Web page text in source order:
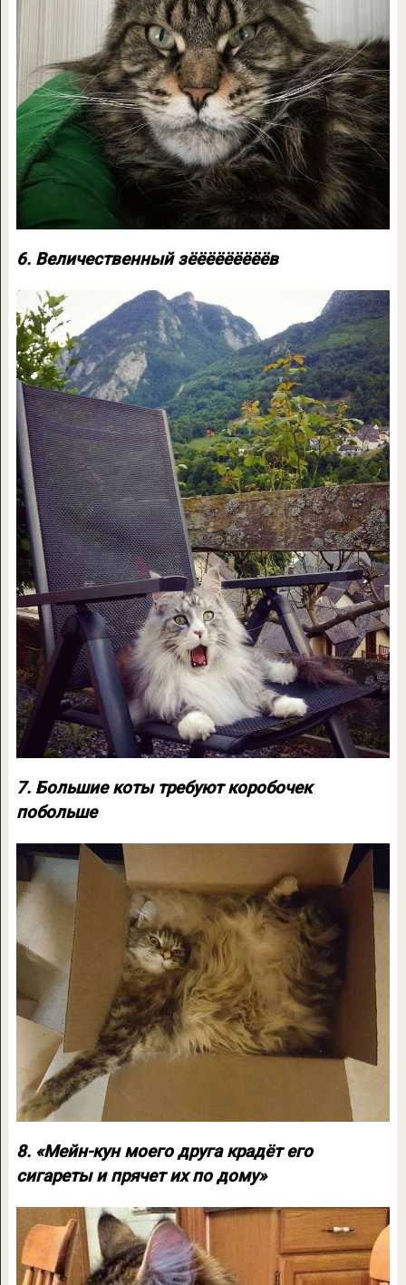
6. Величественный зёёёёёёёёёв
7. Большие коты требуют коробочек
побольше
8. «Мейн-кун моего друга крадёт его
сигареты и прячет их по дому»